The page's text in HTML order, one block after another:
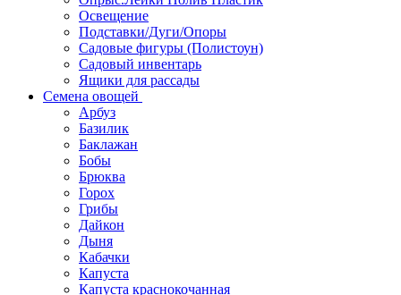
Освещение
Подставки/Дуги/Опоры
Садовые фигуры (Полистоун)
Садовый инвентарь
Ящики для рассады
Семена овощей
Арбуз
Базилик
Баклажан
Бобы
Брюква
Горох
Грибы
Дайкон
Дыня
Кабачки
Капуста
Капуста краснокочанная